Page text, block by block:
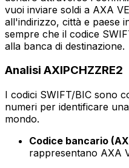
vuoi inviare soldi a AXA
all'indirizzo, città e paese
sempre che il codice
alla banca di destinazione.
Analisi AXIPCHZZRE2
I codici SWIFT/BIC sono
numeri per identificare
mondo.
Codice bancario
rappresentano AXA